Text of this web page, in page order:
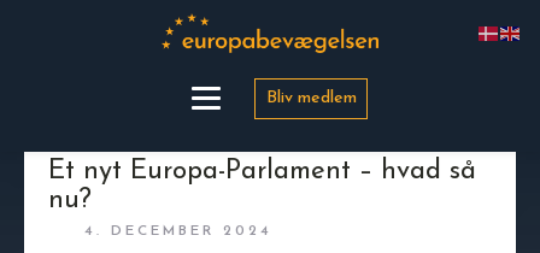
Bliv medlem
Et nyt Europa-Parlament – hvad så
nu?
4. DECEMBER 2024